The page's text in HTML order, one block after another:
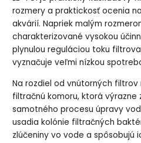
rozmery a praktickosť ocenia
akvárií. Napriek malým
charakterizované vysokou
plynulou reguláciou toku
vyznačuje veľmi nízkou
Na rozdiel od vnútorných
filtračnú komoru, ktorá výrazne
samotného procesu úpravy
usadia kolónie filtračných
zlúčeniny vo vode a spôsobujú